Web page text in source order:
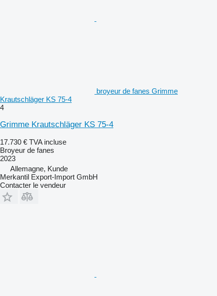
broyeur de fanes Grimme
Krautschläger KS 75-4
4
Grimme Krautschläger KS 75-4
17.730 € TVA incluse
Broyeur de fanes
2023
Allemagne, Kunde
Merkantil Export-Import GmbH
Contacter le vendeur